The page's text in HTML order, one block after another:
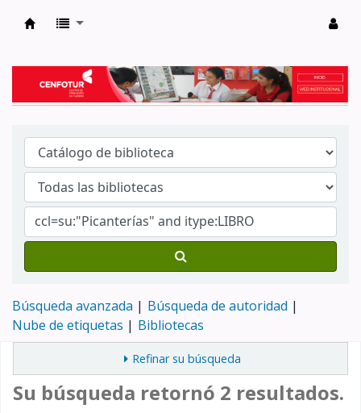
Búsqueda avanzada
Búsqueda de autoridad
Nube de etiquetas
Bibliotecas
Refinar su búsqueda
Su búsqueda retornó 2 resultados.